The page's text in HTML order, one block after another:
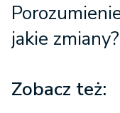
jakie zmiany?
Zobacz też: